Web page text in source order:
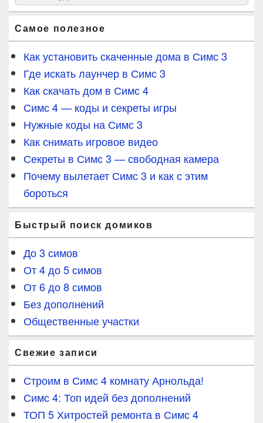
Самое полезное
Как установить скаченные дома в Симс 3
Где искать лаунчер в Симс 3
Как скачать дом в Симс 4
Симс 4 — коды и секреты игры
Нужные коды на Симс 3
Как снимать игровое видео
Секреты в Симс 3 — свободная камера
Почему вылетает Симс 3 и как с этим
бороться
Быстрый поиск домиков
До 3 симов
От 4 до 5 симов
От 6 до 8 симов
Без дополнений
Общественные участки
Свежие записи
Строим в Симс 4 комнату Арнольда!
Симс 4: Топ идей без дополнений
ТОП 5 Хитростей ремонта в Симс 4